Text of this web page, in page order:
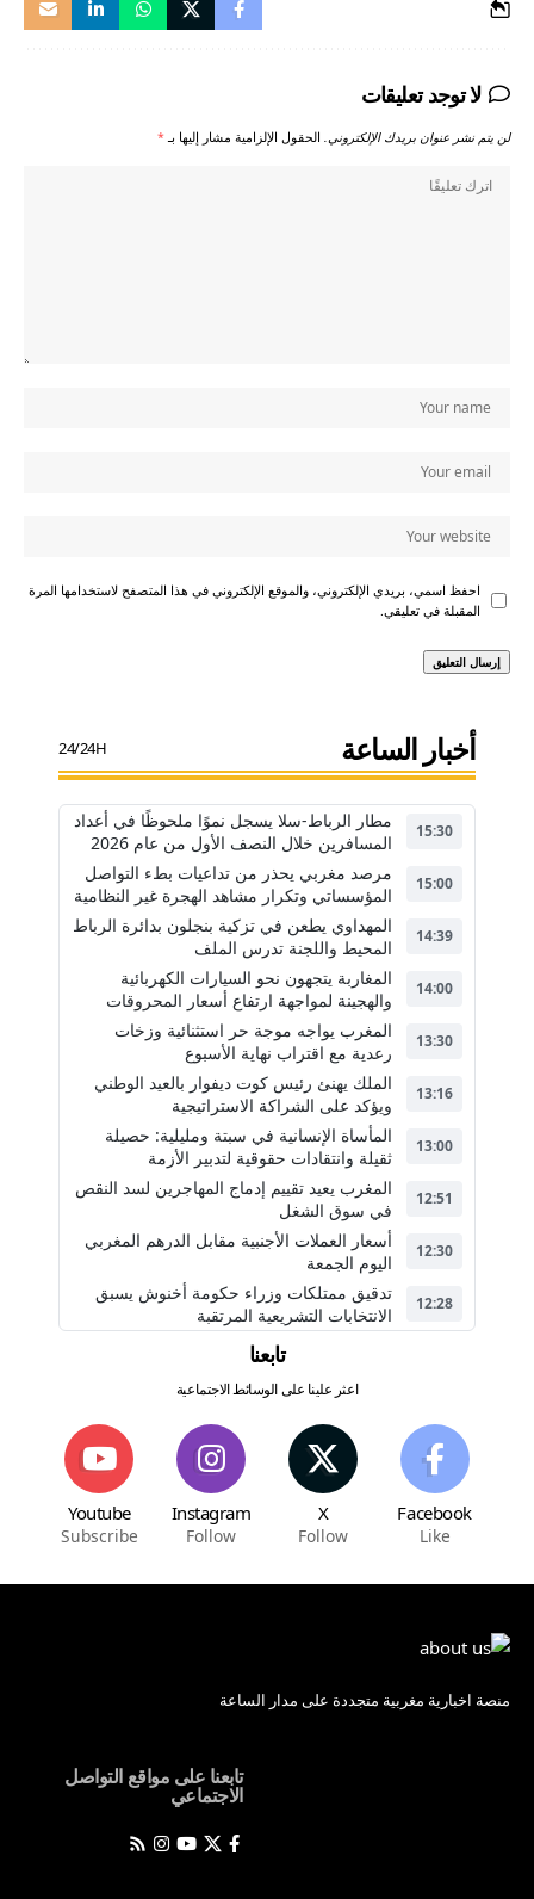
لا توجد تعليقات
لن يتم نشر عنوان بريدك الإلكتروني. الحقول الإلزامية مشار إليها بـ *
احفظ اسمي، بريدي الإلكتروني، والموقع الإلكتروني في هذا المتصفح لاستخدامها المرة
المقبلة في تعليقي.
أخبار الساعة 24/24H
15:30
مطار الرباط-سلا يسجل نموًا ملحوظًا في أعداد
المسافرين خلال النصف الأول من عام 2026
15:00
مرصد مغربي يحذر من تداعيات بطء التواصل
المؤسساتي وتكرار مشاهد الهجرة غير النظامية
14:39
المهداوي يطعن في تزكية بنجلون بدائرة الرباط
المحيط واللجنة تدرس الملف
14:00
المغاربة يتجهون نحو السيارات الكهربائية
والهجينة لمواجهة ارتفاع أسعار المحروقات
13:30
المغرب يواجه موجة حر استثنائية وزخات
رعدية مع اقتراب نهاية الأسبوع
13:16
الملك يهنئ رئيس كوت ديفوار بالعيد الوطني
ويؤكد على الشراكة الاستراتيجية
13:00
المأساة الإنسانية في سبتة ومليلية: حصيلة
ثقيلة وانتقادات حقوقية لتدبير الأزمة
12:51
المغرب يعيد تقييم إدماج المهاجرين لسد النقص
في سوق الشغل
12:30
أسعار العملات الأجنبية مقابل الدرهم المغربي
اليوم الجمعة
12:28
تدقيق ممتلكات وزراء حكومة أخنوش يسبق
الانتخابات التشريعية المرتقبة
تابعنا
اعثر علينا على الوسائط الاجتماعية
Facebook
Like
X
Follow
Instagram
Follow
Youtube
Subscribe
منصة اخبارية مغربية متجددة على مدار الساعة
تابعنا على مواقع التواصل
الاجتماعي